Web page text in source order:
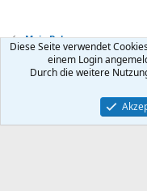
Mein Baby
Kontakt
Community platform by
Diese Seite verwendet
einem Login
Durch die weitere